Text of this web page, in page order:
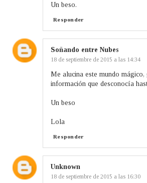
Un beso.
Responder
Soñando entre Nubes
18 de septiembre de 2015 a las 14:34
Me alucina este mundo mágico,
información que desconocía
Un beso
Lola
Responder
Unknown
18 de septiembre de 2015 a las 16:30